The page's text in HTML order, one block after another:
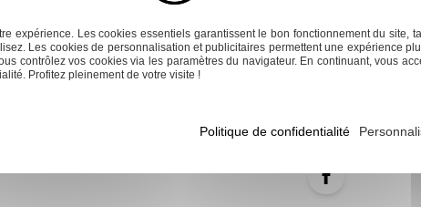
Accueil Création de jardin
expérience. Les cookies essentiels garantissent le bon fonctionnement du site,
Les cookies de personnalisation et publicitaires permettent une expérience
contrôlez vos cookies via les paramètres du navigateur. En continuant, vous
Profitez pleinement de votre visite !
Politique de confidentialité